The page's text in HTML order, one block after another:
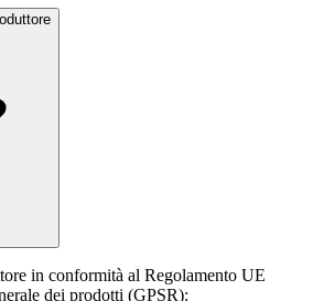
in conformità al Regolamento UE
dei prodotti (GPSR):